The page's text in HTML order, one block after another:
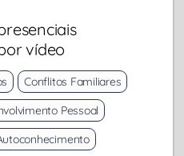
vídeo
Conflitos Familiares
Pessoal